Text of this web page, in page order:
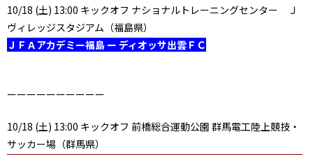
10/18 (土) 13:00 キックオフ ナショナルトレーニングセンター Ｊ
ヴィレッジスタジアム（福島県）
ＪＦＡアカデミー福島 ー ディオッサ出雲ＦＣ
ーーーーーーーーーー
10/18 (土) 13:00 キックオフ 前橋総合運動公園 群馬電工陸上競技・
サッカー場（群馬県）